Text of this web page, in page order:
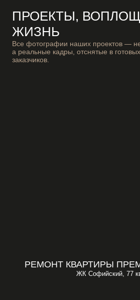
ПРОЕКТЫ,
ЖИЗНЬ
Все фотографии наших проектов — не
а реальные кадры, отснятые в
заказчиков.
РЕМОНТ КВАРТИРЫ
ЖК Софийский, 77